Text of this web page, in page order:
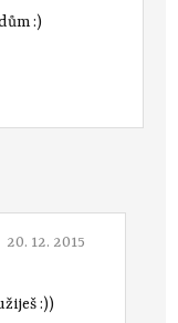
:)
20. 12. 2015
:))